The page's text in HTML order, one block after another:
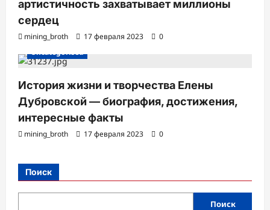
артистичность захватывает миллионы
сердец
mining_broth 17 февраля 2023
0
Uncategorised
История жизни и творчества Елены
Дубровской — биография, достижения,
интересные факты
mining_broth 17 февраля 2023 0
Поиск
Поиск